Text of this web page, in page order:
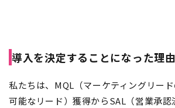
導入を決定することになった理由
私たちは、MQL（マーケティングリー
可能なリード）獲得からSAL（営業承